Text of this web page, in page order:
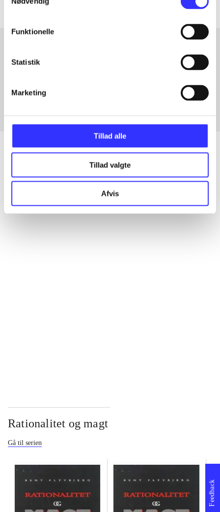
Funktionelle
Statistik
Marketing
Tillad alle
Tillad valgte
Afvis
Artikler med samme emner
Artikler
Alle registrerede artikler fordelt på udgivelser
Rationalitet og magt
Gå til serien
Feedback